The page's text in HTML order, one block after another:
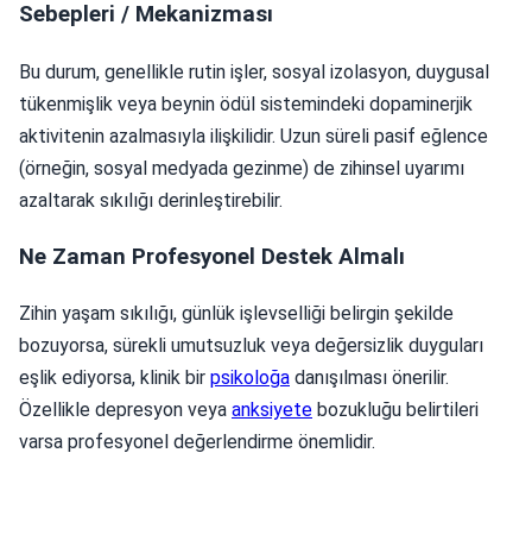
Sebepleri / Mekanizması
Bu durum, genellikle rutin işler, sosyal izolasyon, duygusal
tükenmişlik veya beynin ödül sistemindeki dopaminerjik
aktivitenin azalmasıyla ilişkilidir. Uzun süreli pasif eğlence
(örneğin, sosyal medyada gezinme) de zihinsel uyarımı
azaltarak sıkılığı derinleştirebilir.
Ne Zaman Profesyonel Destek Almalı
Zihin yaşam sıkılığı, günlük işlevselliği belirgin şekilde
bozuyorsa, sürekli umutsuzluk veya değersizlik duyguları
eşlik ediyorsa, klinik bir psikoloğa danışılması önerilir.
Özellikle depresyon veya anksiyete bozukluğu belirtileri
varsa profesyonel değerlendirme önemlidir.